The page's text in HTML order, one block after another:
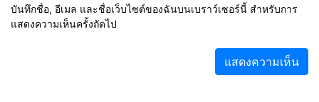
บันทึกชื่อ, อีเมล และชื่อเว็บไซต์ของฉันบนเบราว์เซอร์นี้ สำหรับการ
แสดงความเห็นครั้งถัดไป